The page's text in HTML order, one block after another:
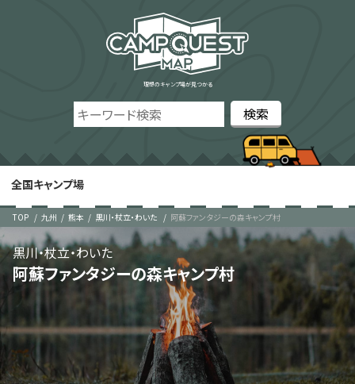
理想のキャンプ場が見つかる
全国キャンプ場
TOP 九州 熊本 黒川・杖立・わいた 阿蘇ファンタジーの森キャンプ村
阿蘇ファンタジーの森キャンプ村
黒川・杖立・わいた